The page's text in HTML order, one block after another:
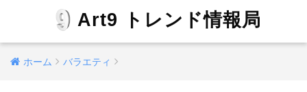
Art9 トレンド情報局
ホーム バラエティ